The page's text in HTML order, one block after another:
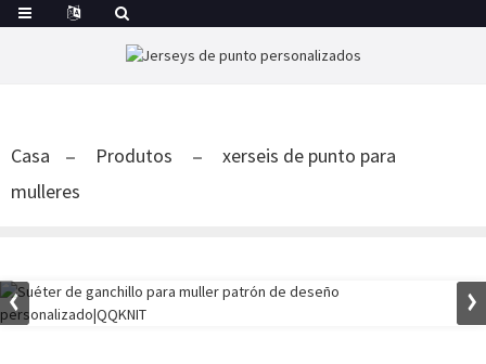
Casa Produtos
xerseis de punto para
mulleres